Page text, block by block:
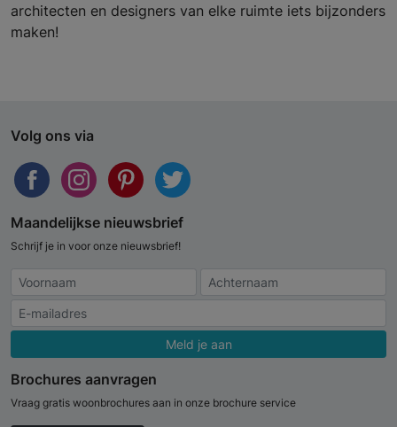
architecten en designers van elke ruimte iets bijzonders
maken!
Volg ons via
Maandelijkse nieuwsbrief
Schrijf je in voor onze nieuwsbrief!
Meld je aan
Brochures aanvragen
Vraag gratis woonbrochures aan in onze brochure service